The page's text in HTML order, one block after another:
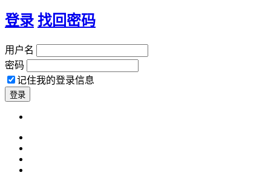
登录 找回密码
用户名
密码
记住我的登录信息